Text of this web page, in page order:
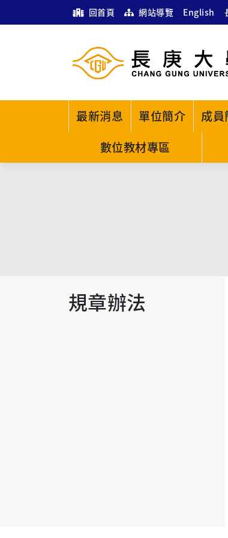
回首頁 網站導覽 English
最新消息 單位簡介 成
數位教材專區
規章辦法